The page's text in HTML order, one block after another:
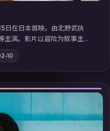
日在日本首映，由北野武执
主演。影片以冒险为叙事主
从未活过“真实”的一天；摄
过「国产免费观看高清电视
作，畅享高清在线追剧体验。
10